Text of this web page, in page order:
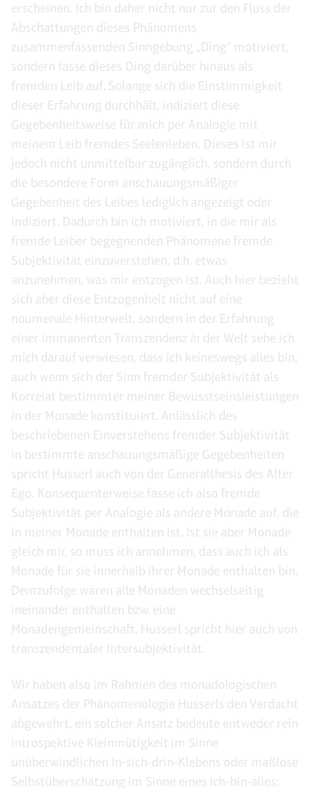
erscheinen. Ich bin daher nicht nur zur den Fluss der
Abschattungen dieses Phänomens
zusammenfassenden Sinngebung „Ding“ motiviert,
sondern fasse dieses Ding darüber hinaus als
fremden Leib auf. Solange sich die Einstimmigkeit
dieser Erfahrung durchhält, indiziert diese
Gegebenheitsweise für mich per Analogie mit
meinem Leib fremdes Seelenleben. Dieses ist mir
jedoch nicht unmittelbar zugänglich, sondern durch
die besondere Form anschauungsmäßiger
Gegebenheit des Leibes lediglich angezeigt oder
indiziert. Dadurch bin ich motiviert, in die mir als
fremde Leiber begegnenden Phänomene fremde
Subjektivität einzuverstehen, d.h. etwas
anzunehmen, was mir entzogen ist. Auch hier bezieht
sich aber diese Entzogenheit nicht auf eine
noumenale Hinterwelt, sondern in der Erfahrung
einer immanenten Transzendenz in der Welt sehe ich
mich darauf verwiesen, dass ich keineswegs alles bin,
auch wenn sich der Sinn fremder Subjektivität als
Korrelat bestimmter meiner Bewusstseinsleistungen
in der Monade konstituiert. Anlässlich des
beschriebenen Einverstehens fremder Subjektivität
in bestimmte anschauungsmäßige Gegebenheiten
spricht Husserl auch von der Generalthesis des Alter
Ego. Konsequenterweise fasse ich also fremde
Subjektivität per Analogie als andere Monade auf, die
in meiner Monade enthalten ist. Ist sie aber Monade
gleich mir, so muss ich annehmen, dass auch ich als
Monade für sie innerhalb ihrer Monade enthalten bin.
Demzufolge wären alle Monaden wechselseitig
ineinander enthalten bzw. eine
Monadengemeinschaft. Husserl spricht hier auch von
transzendentaler Intersubjektivität.
Wir haben also im Rahmen des monadologischen
Ansatzes der Phänomenologie Husserls den Verdacht
abgewehrt, ein solcher Ansatz bedeute entweder rein
introspektive Kleinmütigkeit im Sinne
unüberwindlichen In-sich-drin-Klebens oder maßlose
Selbstüberschätzung im Sinne eines Ich-bin-alles;